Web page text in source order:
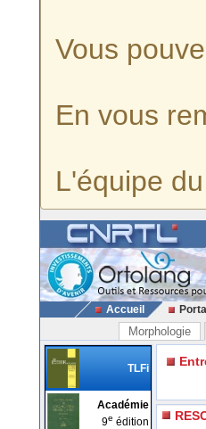
Vous
En vous
L'équipe
Accueil
Morphologie
TLFi
Académie
9e édition